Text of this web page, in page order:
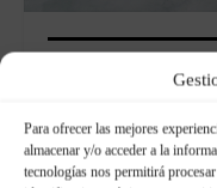
Para ofrecer las mejores
almacenar y/o acceder a la
tecnologías nos permitirá
Terrazo Verde